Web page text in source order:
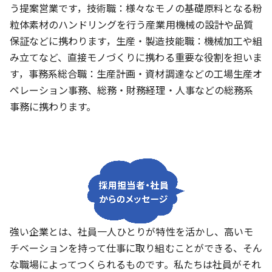
う提案営業です，技術職：様々なモノの基礎原料となる粉
粒体素材のハンドリングを行う産業用機械の設計や品質
保証などに携わります，生産・製造技能職：機械加工や組
み立てなど、直接モノづくりに携わる重要な役割を担いま
す，事務系総合職：生産計画・資材調達などの工場生産オ
ペレーション事務、総務・財務経理・人事などの総務系
事務に携わります。
強い企業とは、社員一人ひとりが特性を活かし、高いモ
チベーションを持って仕事に取り組むことができる、そん
な職場によってつくられるものです。私たちは社員がそれ